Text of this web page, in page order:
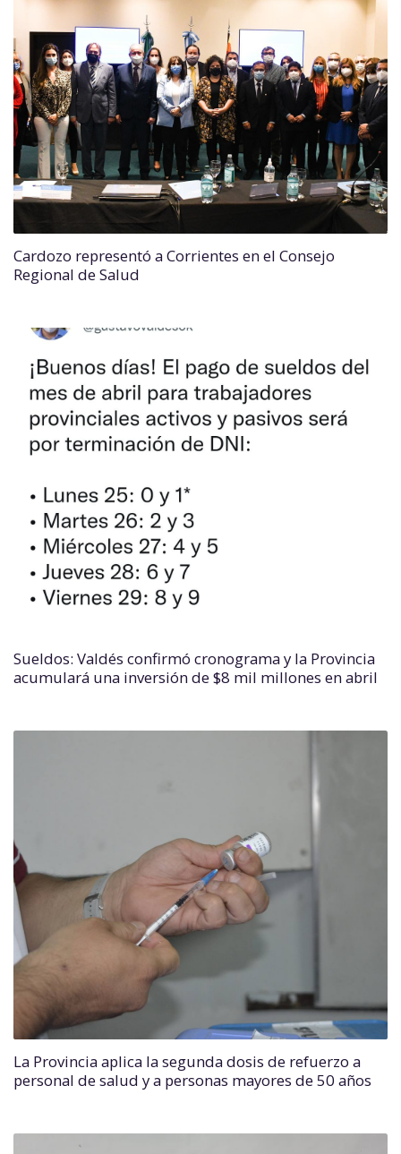
Cardozo representó a Corrientes en el Consejo
Regional de Salud
Sueldos: Valdés confirmó cronograma y la Provincia
acumulará una inversión de $8 mil millones en abril
La Provincia aplica la segunda dosis de refuerzo a
personal de salud y a personas mayores de 50 años